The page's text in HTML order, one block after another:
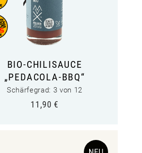
BIO-CHILISAUCE
„PEDACOLA-BBQ“
Schärfegrad: 3 von 12
11,90 €